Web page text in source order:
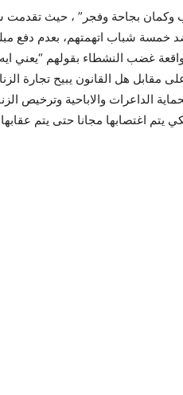
خمسة شباب اتهمتهم، بعدم دفع
غضب النشطاء بقولهم “يعني
مقابل هل القانون يبيح تجارة
الداعرات والاباحية وترخيص
يتم اغتصابها مجانا حتى يتم